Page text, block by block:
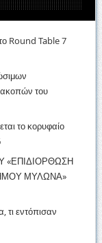
Round Table 7
του
το κορυφαίο
«ΕΠΙΔΙΟΡΘΩΣΗ
ΜΥΛΩΝΑ»
εντόπισαν